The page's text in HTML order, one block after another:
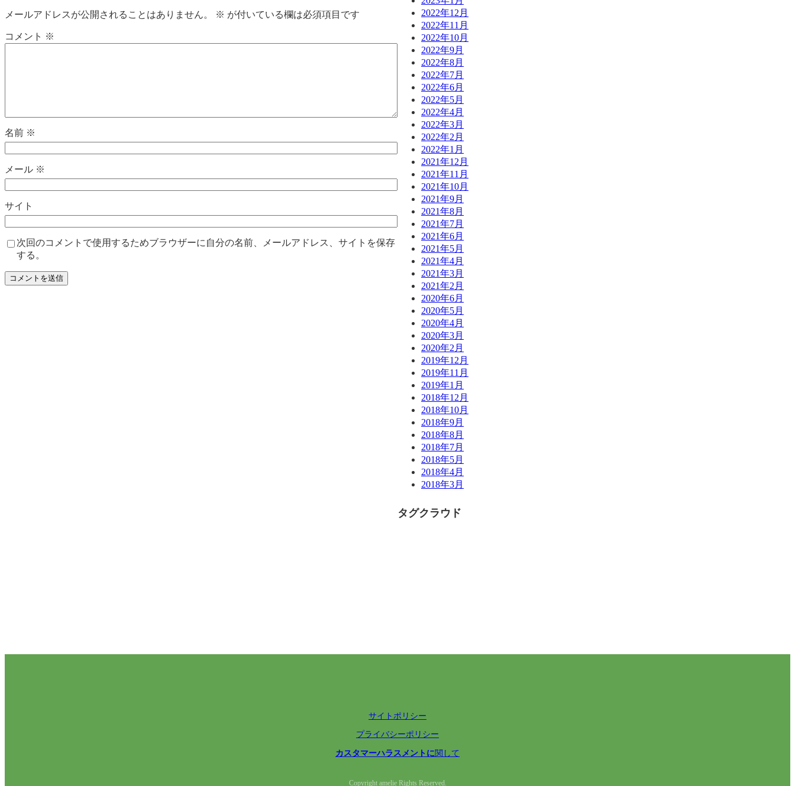
メールアドレスが公開されることはありません。 ※ が付いている欄は必須項目です
コメント ※
名前 ※
メール ※
サイト
次回のコメントで使用するためブラウザーに自分の名前、メールアドレス、サイトを保存
する。
2022年12月
2022年11月
2022年10月
2022年9月
2022年8月
2022年7月
2022年6月
2022年5月
2022年4月
2022年3月
2022年2月
2022年1月
2021年12月
2021年11月
2021年10月
2021年9月
2021年8月
2021年7月
2021年6月
2021年5月
2021年4月
2021年3月
2021年2月
2020年6月
2020年5月
2020年4月
2020年3月
2020年2月
2019年12月
2019年11月
2019年1月
2018年12月
2018年10月
2018年9月
2018年8月
2018年7月
2018年5月
2018年4月
2018年3月
タグクラウド
サイトポリシー
プライバシーポリシー
カスタマーハラスメントに関して
Copyright amelie Rights Reserved.